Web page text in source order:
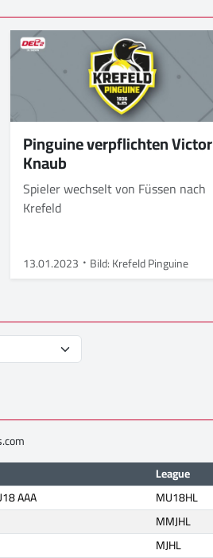
Pinguine verpflichten Victor
Knaub
Spieler wechselt von Füssen nach
Krefeld
13.01.2023 Bild: Krefeld Pinguine
League
AAA MU18HL
MMJHL
MJHL